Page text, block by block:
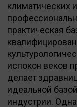
климатических
практическая
испокон веков
делает
идеальной
индустрии.